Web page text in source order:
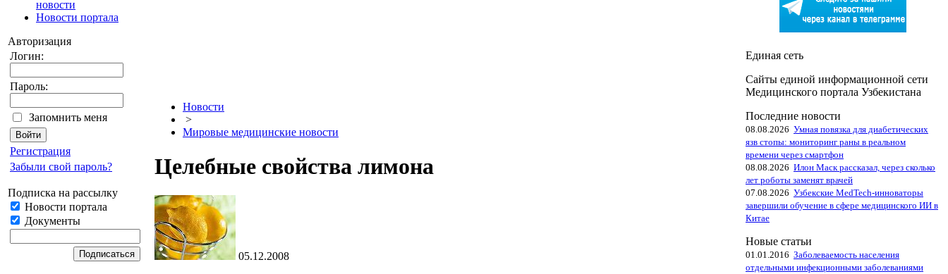
новости
Новости портала
Авторизация
Логин:
Пароль:
Запомнить меня
Регистрация
Забыли свой пароль?
Подписка на рассылку
Новости портала
Документы
Новости
>
Мировые медицинские новости
Целебные свойства лимона
05.12.2008
Единая сеть
Сайты единой информационной сети
Медицинского портала Узбекистана
Последние новости
08.08.2026 Умная повязка для диабетических
язв стопы: мониторинг раны в реальном
времени через смартфон
08.08.2026 Илон Маск рассказал, через сколько
лет роботы заменят врачей
07.08.2026 Узбекские MedTech-инноваторы
завершили обучение в сфере медицинского ИИ в
Китае
Новые статьи
01.01.2016 Заболеваемость населения
отдельными инфекционными заболеваниями